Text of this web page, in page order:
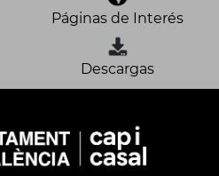
Páginas de Interés
Descargas